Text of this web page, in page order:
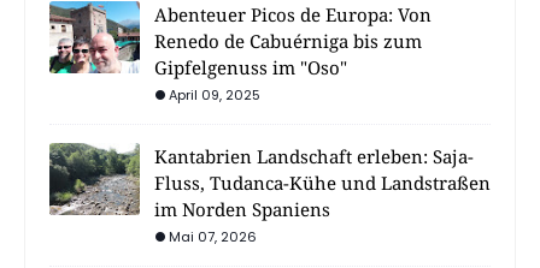
Abenteuer Picos de Europa: Von
Renedo de Cabuérniga bis zum
Gipfelgenuss im "Oso"
April 09, 2025
Kantabrien Landschaft erleben: Saja-
Fluss, Tudanca-Kühe und Landstraßen
im Norden Spaniens
Mai 07, 2026